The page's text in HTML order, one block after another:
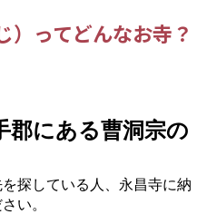
）ってどんなお寺？
郡にある曹洞宗の
探している人、永昌寺に納
い。